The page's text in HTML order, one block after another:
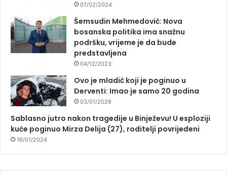
07/02/2024
Šemsudin Mehmedović: Nova
bosanska politika ima snažnu
podršku, vrijeme je da bude
predstavljena
04/12/2023
Ovo je mladić koji je poginuo u
Derventi: Imao je samo 20 godina
03/01/2026
Sablasno jutro nakon tragedije u Binježevu! U esploziji
kuće poginuo Mirza Delija (27), roditelji povrijeđeni
16/01/2024